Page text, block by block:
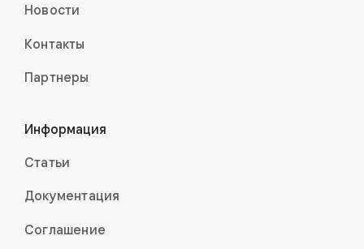
Новости
Контакты
Партнеры
Информация
Статьи
Документация
Соглашение